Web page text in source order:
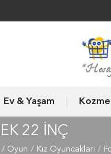
Ev & Yaşam
22 İNÇ
/ Oyun Kız Oyuncakları